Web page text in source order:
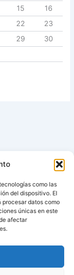
como las
del dispositivo. El
datos como
únicas en este
afectar
15
16
22
23
29
30